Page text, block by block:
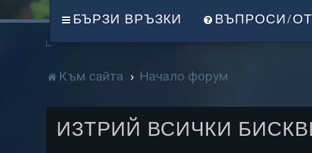
БЪРЗИ ВРЪЗКИ ВЪПРОСИ/
Към сайта Начало форум
ИЗТРИЙ ВСИЧКИ